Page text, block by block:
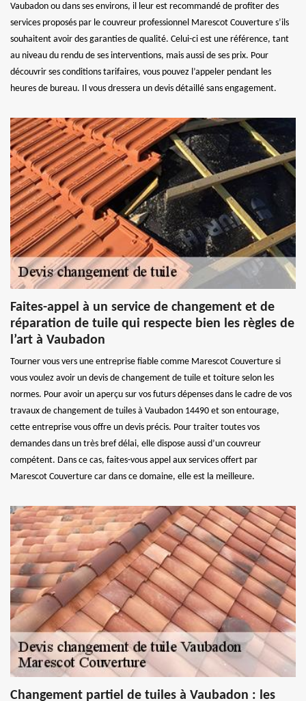
Vaubadon ou dans ses environs, il leur est recommandé de profiter des
services proposés par le couvreur professionnel Marescot Couverture s’ils
souhaitent avoir des garanties de qualité. Celui-ci est une référence, tant
au niveau du rendu de ses interventions, mais aussi de ses prix. Pour
découvrir ses conditions tarifaires, vous pouvez l’appeler pendant les
heures de bureau. Il vous dressera un devis détaillé sans engagement.
Faites-appel à un service de changement et de
réparation de tuile qui respecte bien les règles de
l’art à Vaubadon
Tourner vous vers une entreprise fiable comme Marescot Couverture si
vous voulez avoir un devis de changement de tuile et toiture selon les
normes. Pour avoir un aperçu sur vos futurs dépenses dans le cadre de vos
travaux de changement de tuiles à Vaubadon 14490 et son entourage,
cette entreprise vous offre un devis précis. Pour traiter toutes vos
demandes dans un très bref délai, elle dispose aussi d’un couvreur
compétent. Dans ce cas, faites-vous appel aux services offert par
Marescot Couverture car dans ce domaine, elle est la meilleure.
Changement partiel de tuiles à Vaubadon : les